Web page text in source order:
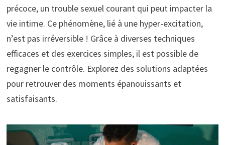
précoce, un trouble sexuel courant qui peut impacter la
vie intime. Ce phénomène, lié à une hyper-excitation,
n’est pas irréversible ! Grâce à diverses techniques
efficaces et des exercices simples, il est possible de
regagner le contrôle. Explorez des solutions adaptées
pour retrouver des moments épanouissants et
satisfaisants.